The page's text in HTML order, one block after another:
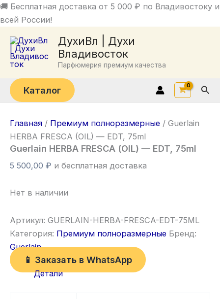
🚚 Бесплатная доставка от 5 000 ₽ по Владивостоку и
всей России!
Перейти
к
ДухиВл | Духи
Владивосток
Парфюмерия премиум качества
Каталог
Главная / Премиум полноразмерные / Guerlain
HERBA FRESCA (OIL) — EDT, 75ml
Guerlain HERBA FRESCA (OIL) — EDT, 75ml
5 500,00 ₽ и бесплатная доставка
Нет в наличии
Артикул: GUERLAIN-HERBA-FRESCA-EDT-75ML
Категория: Премиум полноразмерные Бренд:
Guerlain
📱 Заказать в WhatsApp
Детали